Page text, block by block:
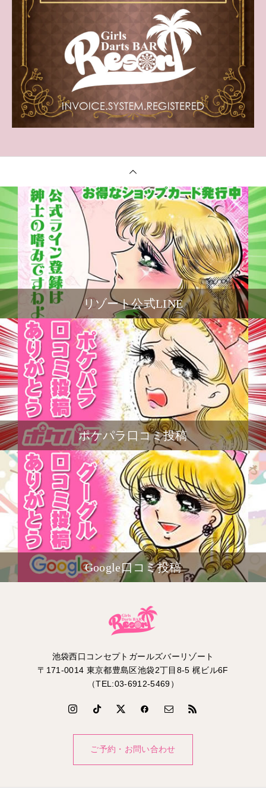
リゾート公式LINE
ポケパラ口コミ投稿
Google口コミ投稿
池袋西口コンセプトガールズバーリゾート
〒171-0014 東京都豊島区池袋2丁目8-5 梶ビル6F
（TEL:03-6912-5469）
ご予約・お問い合わせ